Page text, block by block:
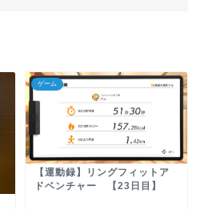
ゲーム
【運動録】リングフィットア
ドベンチャー 【23日目】